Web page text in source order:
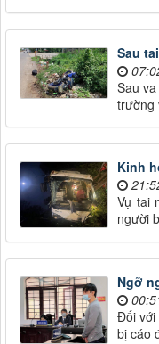
Sau
Sau
trường
Kinh
Vụ tai
người
Ngỡ
Đối với
bị cáo